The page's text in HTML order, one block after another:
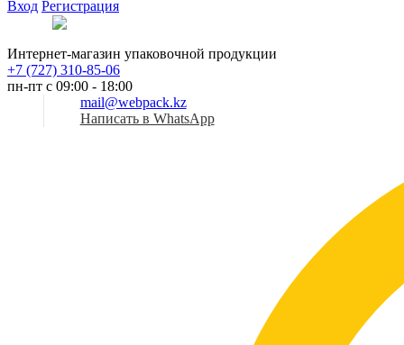
Вход Регистрация
Интернет-магазин упаковочной продукции
+7 (727) 310-85-06
пн-пт с 09:00 - 18:00
mail@webpack.kz
Написать в WhatsApp